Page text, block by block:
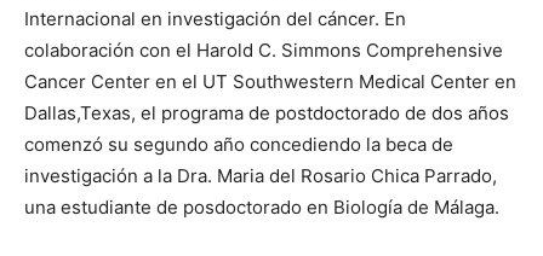
Internacional en investigación del cáncer. En
colaboración con el Harold C. Simmons Comprehensive
Cancer Center en el UT Southwestern Medical Center en
Dallas,Texas, el programa de postdoctorado de dos años
comenzó su segundo año concediendo la beca de
investigación a la Dra. Maria del Rosario Chica Parrado,
una estudiante de posdoctorado en Biología de Málaga.